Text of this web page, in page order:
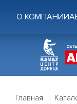
О КОМПАНИИ
Главная